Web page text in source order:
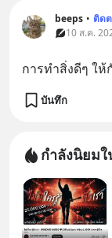
beeps • ติด
10 ส.ค.
การทำสิ่งดีๆ ใ
บันทึก
กำลังนิยม